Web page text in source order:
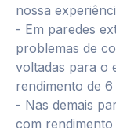
nossa
- Em paredes
problemas de
voltadas para o
rendimento de
- Nas demais
com